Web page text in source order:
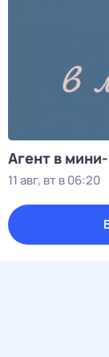
Агент в
11 авг, вт в 06:20